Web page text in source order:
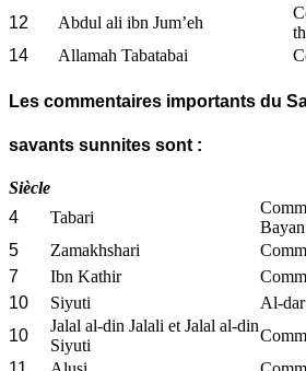
12
Abdul ali ibn Jum’eh
14
Allamah Tabatabai
Les commentaires importants du
savants sunnites sont :
Siècle
4
Tabari
Bayan
5
Zamakhshari
7
Ibn Kathir
10
Siyuti
Al-
10
Jalal al-din Jalali et Jalal al-din
Siyuti